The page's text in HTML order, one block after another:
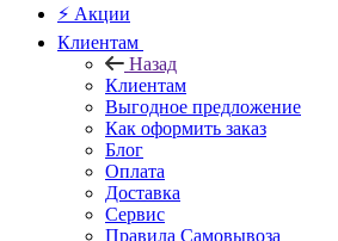
⚡ Акции
Клиентам
Назад
Клиентам
Выгодное предложение
Как оформить заказ
Блог
Оплата
Доставка
Сервис
Правила Самовывоза